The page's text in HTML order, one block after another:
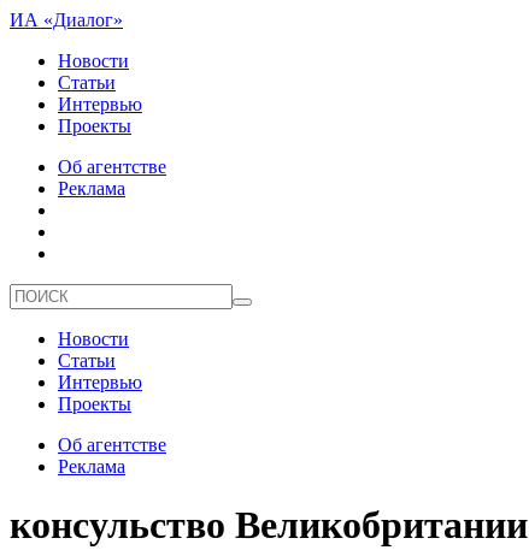
ИА «Диалог»
Новости
Статьи
Интервью
Проекты
Об агентстве
Реклама
Новости
Статьи
Интервью
Проекты
Об агентстве
Реклама
консульство Великобритании